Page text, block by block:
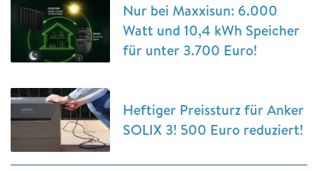
Nur bei Maxxisun: 6.000
Watt und 10,4 kWh Speicher
für unter 3.700 Euro!
Heftiger Preissturz für Anker
SOLIX 3! 500 Euro reduziert!